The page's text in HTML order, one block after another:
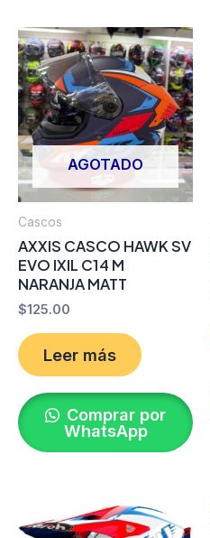
AGOTADO
Cascos
AXXIS CASCO HAWK SV
EVO IXIL C14 M
NARANJA MATT
$125.00
Leer más
Comprar por
WhatsApp